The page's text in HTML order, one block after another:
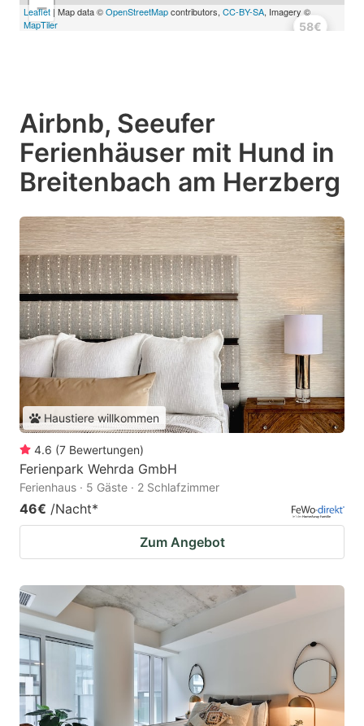
75€
75€
75€
58€
58€
−
Leaflet | Map data ©OpenStreetMapcontributors, CC-BY-SA, Imagery ©
MapTiler
Airbnb, Seeufer
Ferienhäuser mit Hund in
Breitenbach am Herzberg
Haustiere willkommen
4.6 (7 Bewertungen)
Ferienpark Wehrda GmbH
Ferienhaus · 5 Gäste · 2 Schlafzimmer
46€ /Nacht*
Zum Angebot